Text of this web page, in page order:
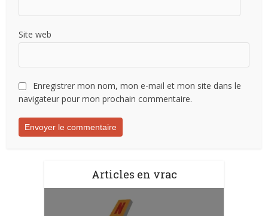
Site web
Enregistrer mon nom, mon e-mail et mon site dans le
navigateur pour mon prochain commentaire.
Articles en vrac